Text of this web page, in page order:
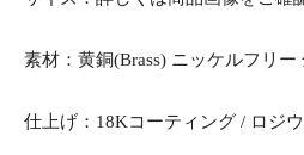
素材：黄銅(Brass) ニッケルフリ
仕上げ：18Kコーティング / ロジ